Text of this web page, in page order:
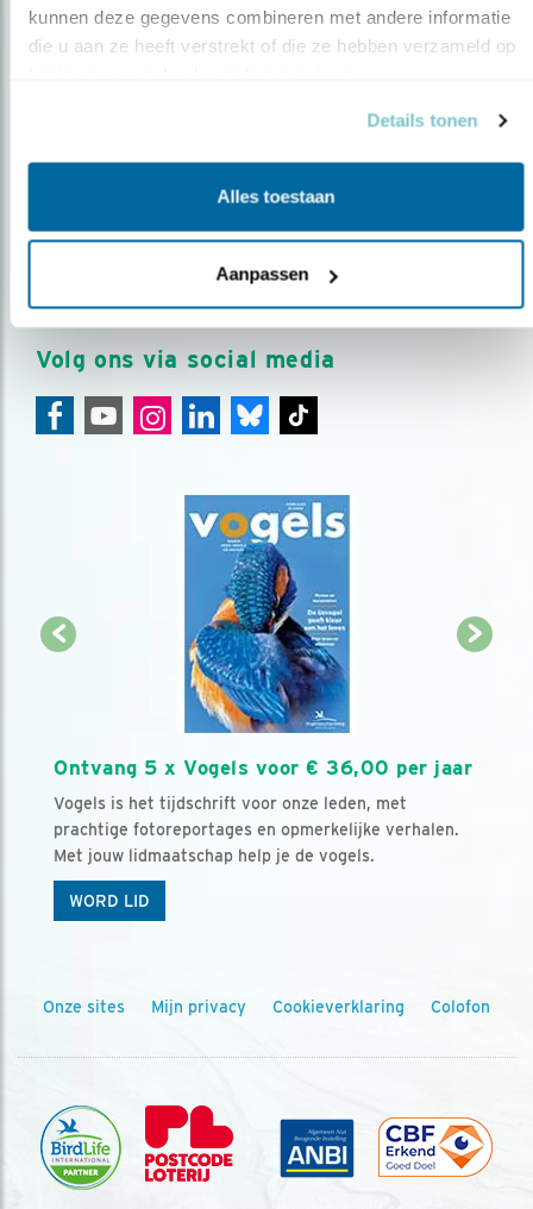
kunnen deze gegevens combineren met andere informatie
die u aan ze heeft verstrekt of die ze hebben verzameld op
Details tonen
Alles toestaan
Aanpassen
Op de hoogte blijven?
Meld je aan en ontvang nieuws, inspiratie, acties en tips
over vogels en activiteiten van Vogelbescherming.
AANMELDEN VOGELNIEUWS
Volg ons via social media
Ontvang 5 x Vogels voor € 36,00 per jaar
Vogels is het tijdschrift voor onze leden, met
prachtige fotoreportages en opmerkelijke verhalen.
Met jouw lidmaatschap help je de vogels.
WORD LID
Onze sites Mijn privacy Cookieverklaring Colofon